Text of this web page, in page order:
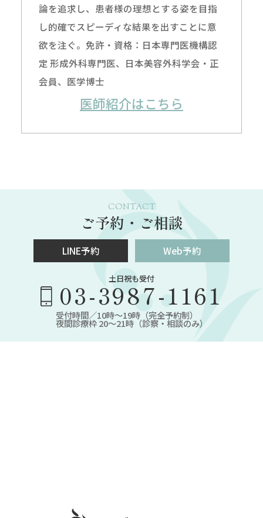
論を追求し、患者様の理想とする姿を目指
し的確でスピーディな結果を出すことに意
欲を注ぐ。免許・資格：日本専門医機構認
定 形成外科専門医、日本美容外科学会・正
会員、医学博士
医師紹介はこちら
CONTACT
ご予約・ご相談
LINE予約 Web予約
土日祝も受付
03-3987-1161
受付時間／10時～19時（完全予約制）
夜間診療枠 20～21時（診察・相談のみ）